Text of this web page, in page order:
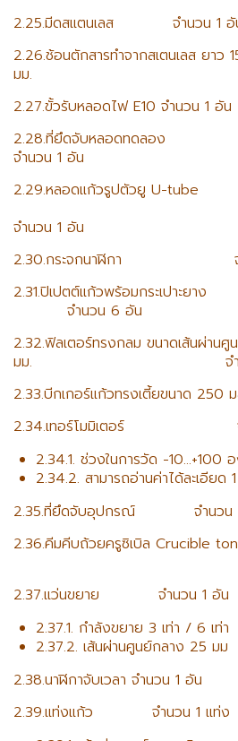
2.25.มีดสแตนเลส จำนวน 1 อั
2.26.ช้อนตักสารทำจากสเตนเลส ยาว
มม. จำนวน
2.27.ขั้วรับหลอดไฟ E10 จำนวน 1 อัน
2.28.ที่ยึดจับหล
จำนวน 1 อัน
2.29.หลอดแก้วรูปตัวยู U-tube
จำนวน 1 อัน
2.30.กระจกนาฬิกา จำน
2.31.ปิเปตต์แก้วพร้อม
จำนวน 6 อัน
2.32.ฟิลเตอร์ทรงกลม ขนาดเส้นผ่านศู
มม. จำนวน
2.33.บีกเกอร์แก้วทรงเตี้ยขนาด
2.34.เทอร์โมมิเตอร์ จำ
2.34.1. ช่วงในการวัด -10…+100
2.34.2. สามารถอ่านค่าได้ละเอียด
2.35.ที่ยึดจับอุปกรณ์ จำนวน
2.36.คีมคีบถ้วยครูซิเบิล Crucible
จำนวน
2.37.แว่นขยาย จำนวน 1 อัน
2.37.1. กำลังขยาย 3 เท่า / 6 เท่า
2.37.2. เส้นผ่านศูนย์กลาง 25 มม
2.38.นาฬิกาจับเวลา จำนวน 1 อัน
2.39.แท่งแก้ว จำนวน 1 แท่ง